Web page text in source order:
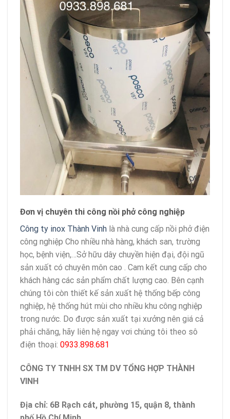
Đơn vị chuyên thi công nồi phở công nghiệp
Công ty inox Thành Vinh là nhà cung cấp nồi phở điện
công nghiệp Cho nhiều nhà hàng, khách san, trường
học, bệnh viện,…Sở hữu dây chuyền hiện đại, đội ngũ
sản xuất có chuyên môn cao . Cam kết cung cấp cho
khách hàng các sản phẩm chất lượng cao. Bên cạnh
chúng tôi còn thiết kế sản xuất hệ thống bếp công
nghiệp, hệ thống hút mùi cho nhiều khu công nghiệp
trong nước. Do được sản xuất tại xưởng nên giá cả
phải chăng, hãy liên hệ ngay vơi chúng tôi theo sô
điện thoại: 0933.898.681
CÔNG TY TNHH SX TM DV TỔNG HỢP THÀNH
VINH
Địa chỉ: 6B Rạch cát, phường 15, quận 8, thành